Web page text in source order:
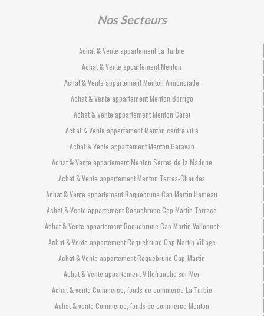
Nos Secteurs
Achat & Vente appartement La Turbie
Achat & Vente appartement Menton
Achat & Vente appartement Menton Annonciade
Achat & Vente appartement Menton Borrigo
Achat & Vente appartement Menton Carei
Achat & Vente appartement Menton centre ville
Achat & Vente appartement Menton Garavan
Achat & Vente appartement Menton Serres de la Madone
Achat & Vente appartement Menton Terres-Chaudes
Achat & Vente appartement Roquebrune Cap Martin Hameau
Achat & Vente appartement Roquebrune Cap Martin Torraca
Achat & Vente appartement Roquebrune Cap Martin Vallonnet
Achat & Vente appartement Roquebrune Cap Martin Village
Achat & Vente appartement Roquebrune Cap-Martin
Achat & Vente appartement Villefranche sur Mer
Achat & vente Commerce, fonds de commerce La Turbie
Achat & vente Commerce, fonds de commerce Menton